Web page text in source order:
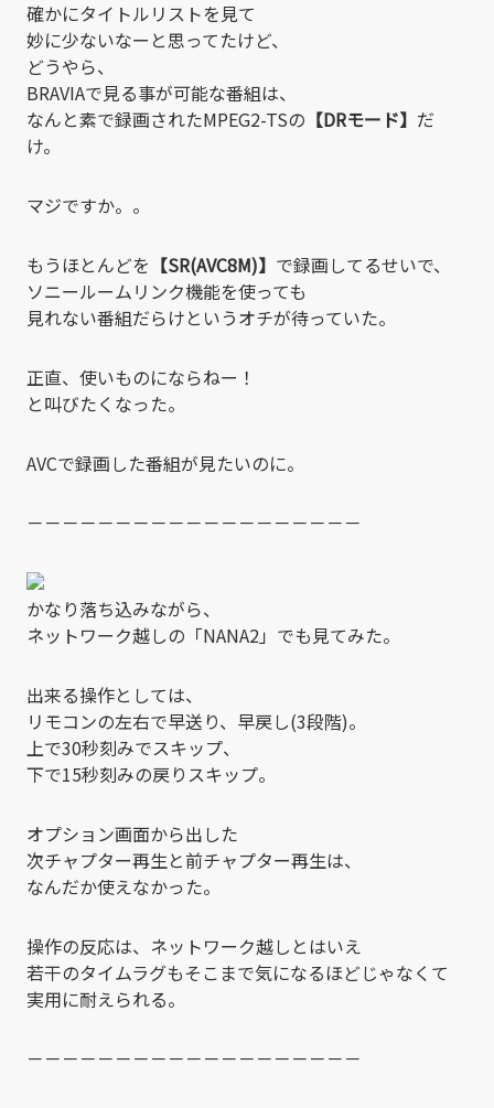
確かにタイトルリストを見て
妙に少ないなーと思ってたけど、
どうやら、
BRAVIAで見る事が可能な番組は、
なんと素で録画されたMPEG2-TSの 【DRモード】 だ
け。
マジですか。。
もうほとんどを 【SR(AVC8M)】 で録画してるせいで、
ソニールームリンク機能を使っても
見れない番組だらけというオチが待っていた。
正直、使いものにならねー！
と叫びたくなった。
AVCで録画した番組が見たいのに。
－－－－－－－－－－－－－－－－－－－
かなり落ち込みながら、
ネットワーク越しの「NANA2」でも見てみた。
出来る操作としては、
リモコンの左右で早送り、早戻し(3段階)。
上で30秒刻みでスキップ、
下で15秒刻みの戻りスキップ。
オプション画面から出した
次チャプター再生と前チャプター再生は、
なんだか使えなかった。
操作の反応は、ネットワーク越しとはいえ
若干のタイムラグもそこまで気になるほどじゃなくて
実用に耐えられる。
－－－－－－－－－－－－－－－－－－－